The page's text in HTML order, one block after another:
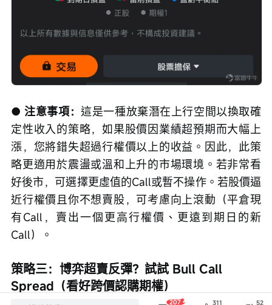
● 注意事項：這是一種放棄潛在上行空間以換取確
定性收入的策略，如果股價因業績超預期而大幅上
漲，您將錯失超過行權價以上的收益。因此，此策
略更適用於震盪或溫和上升的市場環境。若非常看
好後市，可選擇更虛值的Call或暫不操作。若股價逼
近行權價且你不想賣股，可考慮向上滾動（平倉現
有Call，賣出一個更高行權價、更遠到期日的新
Call）。
策略三：博弈超賣反彈？試試 Bull Call
Spread（看好跨價認購期權）
207 311 52